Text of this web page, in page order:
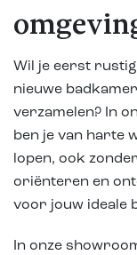
Wil je eerst
nieuwe
verzamelen? In
ben je van harte
lopen, ook
oriënteren en
voor jouw ideale
In onze